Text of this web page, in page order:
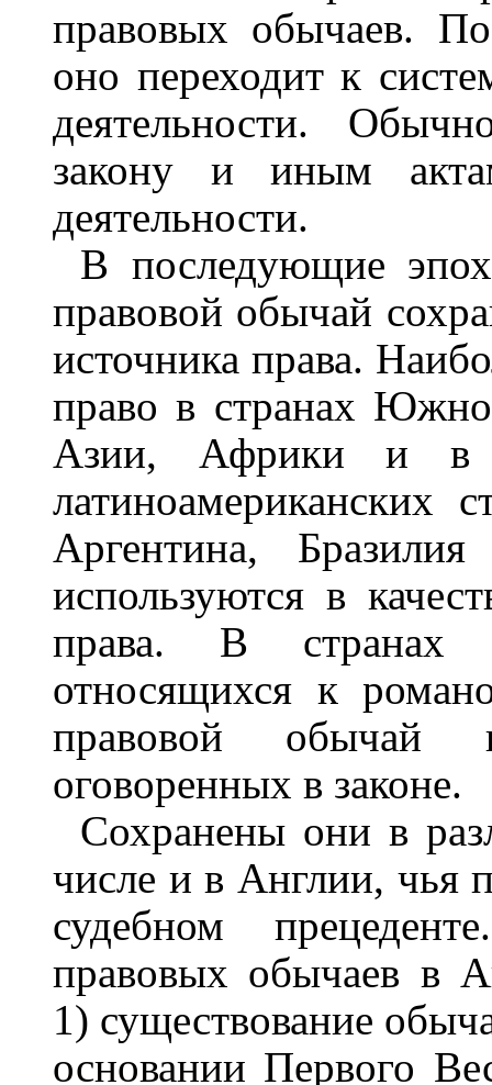
правовых обычаев. По
оно переходит к
деятельности.
закону и иным
деятельности.
В последующие
правовой обычай
источника права.
право в странах
Азии, Африки и в
латиноамериканских
Аргентина,
используются в
права. В странах
относящихся к
правовой обычай
оговоренных в законе.
Сохранены они в
числе и в Англии, чья
судебном
правовых обычаев в
1) существование
основании Первого